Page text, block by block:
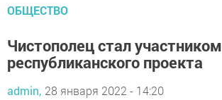
ОБЩЕСТВО
Чистополец стал участником
республиканского проекта
admin, 28 января 2022 - 14:20